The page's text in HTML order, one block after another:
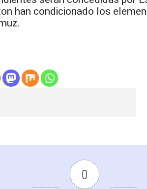
han condicionado los
0